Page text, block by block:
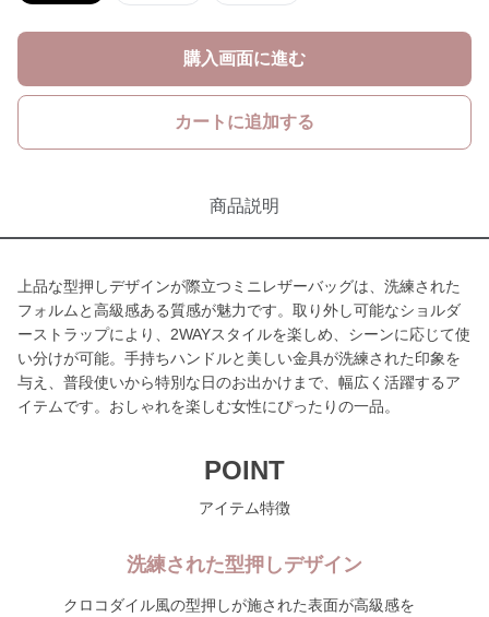
購入画面に進む
カートに追加する
商品説明
上品な型押しデザインが際立つミニレザーバッグは、洗練された
フォルムと高級感ある質感が魅力です。取り外し可能なショルダ
ーストラップにより、2WAYスタイルを楽しめ、シーンに応じて使
い分けが可能。手持ちハンドルと美しい金具が洗練された印象を
与え、普段使いから特別な日のお出かけまで、幅広く活躍するア
イテムです。おしゃれを楽しむ女性にぴったりの一品。
POINT
アイテム特徴
洗練された型押しデザイン
クロコダイル風の型押しが施された表面が高級感を